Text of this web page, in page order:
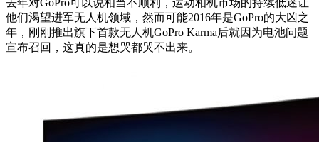
他们渴望进军无人机领域，然而可能2016年是GoPro的大凶之
年，刚刚推出旗下首款无人机GoPro Karma后就因为电池问题
宣布召回，这真的是想哭都哭不出来。